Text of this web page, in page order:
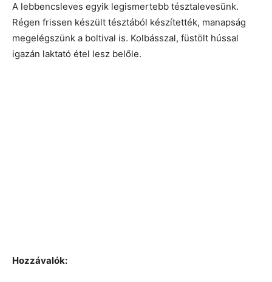
A lebbencsleves egyik legismertebb tésztalevesünk.
Régen frissen készült tésztából készítették, manapság
megelégszünk a boltival is. Kolbásszal, füstölt hússal
igazán laktató étel lesz belőle.
Hozzávalók: